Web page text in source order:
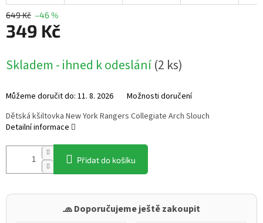
649 Kč –46 %
349 Kč
cena:
Skladem - ihned k odeslání(2 ks)
Můžeme doručit do: 11. 8. 2026 Možnosti doručení
Přidat do košíku
🧢 Doporučujeme ještě zakoupit
Dětská kšiltovka New York Rangers Collegiate Arch Slouch
Detailní informace